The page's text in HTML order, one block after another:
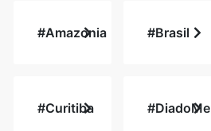
#Amazonia #Brasil
#Curitiba